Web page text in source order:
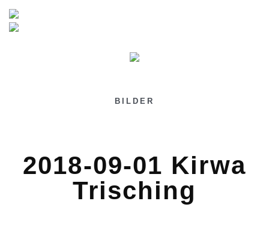
BILDER
2018-09-01 Kirwa
Trisching